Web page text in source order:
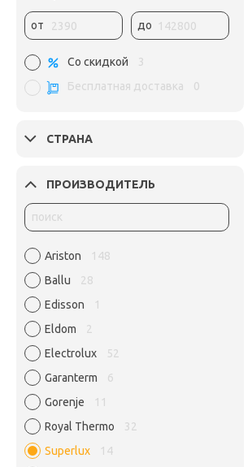
от до
Со скидкой
3
Бесплатная доставка
0
СТРАНА
ПРОИЗВОДИТЕЛЬ
Ariston
148
Ballu
28
Edisson
1
Eldom
2
Electrolux
52
Garanterm
6
Gorenje
11
Royal Thermo
32
Superlux
14